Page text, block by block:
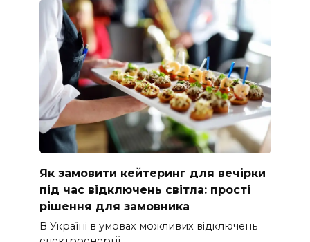
Як замовити кейтеринг для вечірки
під час відключень світла: прості
рішення для замовника
В Україні в умовах можливих відключень